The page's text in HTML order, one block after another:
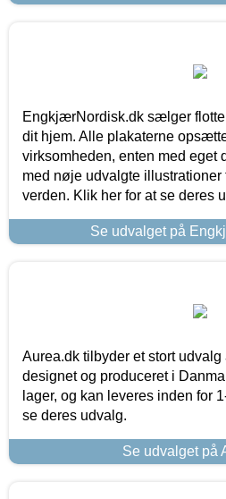
EngkjærNordisk.dk sælger flotte
dit hjem. Alle plakaterne
virksomheden, enten med eget
med nøje udvalgte illustrationer
verden. Klik her for at se deres
Se udvalget på
Aurea.dk tilbyder et stort udvalg
designet og produceret i
lager, og kan leveres inden for
se deres udvalg.
Se udvalget på